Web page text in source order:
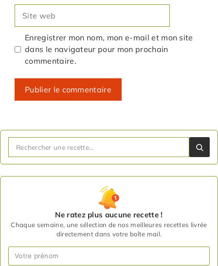
web
Enregistrer mon nom, mon e-mail et mon site
dans le navigateur pour mon prochain
commentaire.
Ne ratez plus aucune recette !
Chaque semaine, une sélection de nos meilleures recettes livrée
directement dans votre boîte mail.